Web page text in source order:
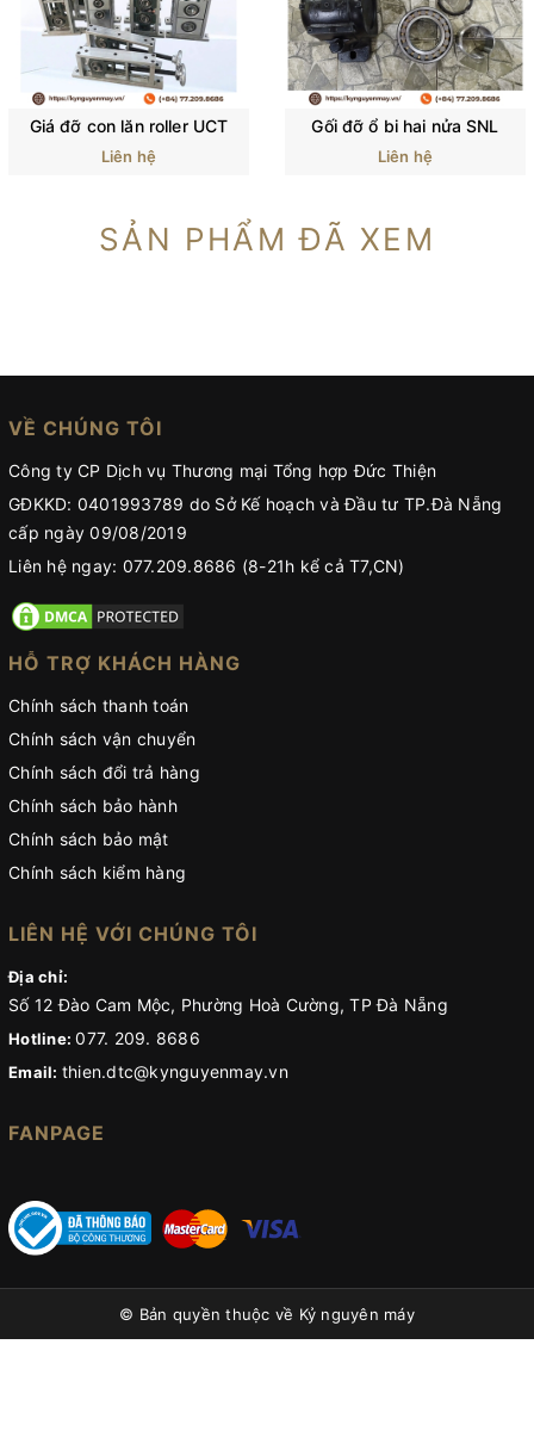
Giá đỡ con lăn roller UCT
Liên hệ
Gối đỡ ổ bi hai nửa SNL
Liên hệ
SẢN PHẨM ĐÃ XEM
VỀ CHÚNG TÔI
Công ty CP Dịch vụ Thương mại Tổng hợp Đức Thiện
GĐKKD: 0401993789 do Sở Kế hoạch và Đầu tư TP.Đà Nẵng
cấp ngày 09/08/2019
Liên hệ ngay: 077.209.8686 (8-21h kể cả T7,CN)
HỖ TRỢ KHÁCH HÀNG
Chính sách thanh toán
Chính sách vận chuyển
Chính sách đổi trả hàng
Chính sách bảo hành
Chính sách bảo mật
Chính sách kiểm hàng
LIÊN HỆ VỚI CHÚNG TÔI
Địa chỉ:
Số 12 Đào Cam Mộc, Phường Hoà Cường, TP Đà Nẵng
Hotline:077. 209. 8686
Email: thien.dtc@kynguyenmay.vn
FANPAGE
© Bản quyền thuộc về Kỷ nguyên máy